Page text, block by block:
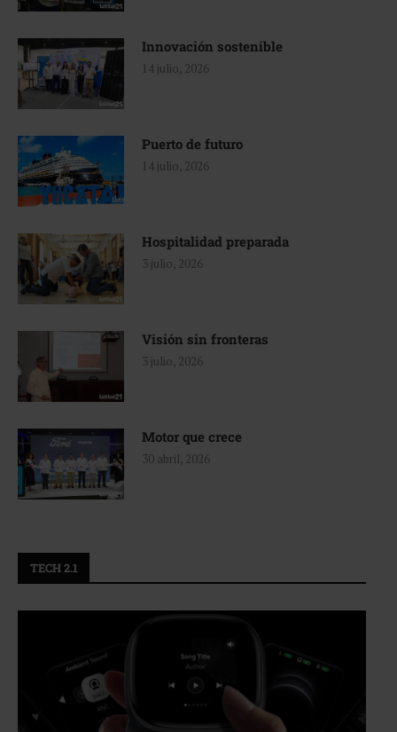
Innovación sostenible
14 julio, 2026
Puerto de futuro
14 julio, 2026
Hospitalidad preparada
3 julio, 2026
Visión sin fronteras
3 julio, 2026
Motor que crece
30 abril, 2026
TECH 2.1